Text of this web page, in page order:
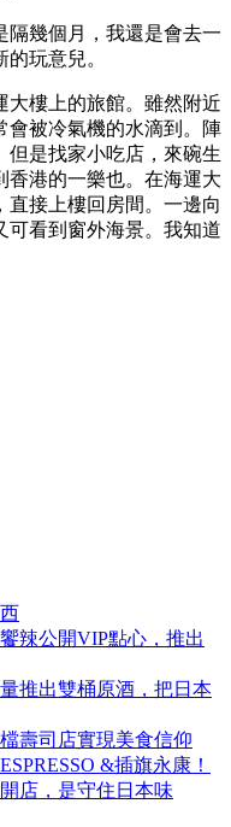
隔幾個月，我還是會去一
玩意兒。
大樓上的旅館。雖然附近
會被冷氣機的水滴到。陣
但是找家小吃店，來碗生
香港的一樂也。在海運大
直接上樓回房間。一邊向
可看到窗外海景。我知道
辣公開VIP點心，推出
推出雙桶原酒，把日本
壽司店實現美食信仰
&插旗永康！
店，是守住日本味